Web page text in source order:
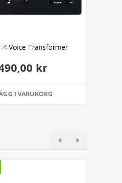
4 Voice Transformer
kr
I VARUKORG